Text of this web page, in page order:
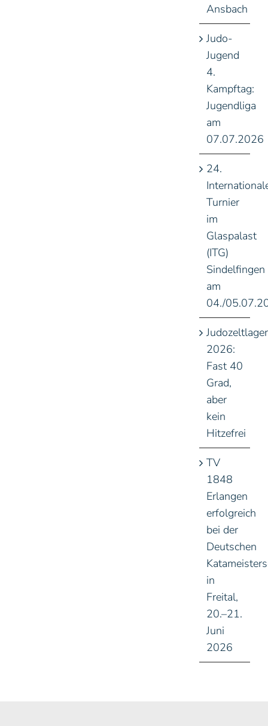
Ansbach
Judo-
Jugend
4.
Kampftag:
Jugendliga
am
07.07.2026
24.
Turnier
im
Glaspalast
(ITG)
Sindelfingen
am
04./
Judozeltlager
2026:
Fast 40
Grad,
aber
kein
Hitzefrei
TV
1848
Erlangen
erfolgreich
bei der
Deutschen
in
Freital,
20.–21.
Juni
2026